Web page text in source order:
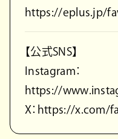
https://eplus.jp/
【公式SNS】
Instagram：
https://
X：https://x.com/